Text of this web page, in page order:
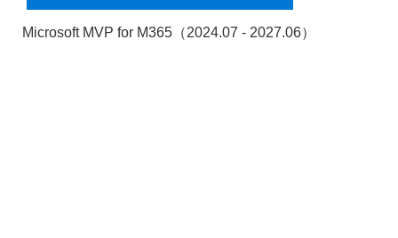
Microsoft MVP for M365（2024.07 - 2027.06）